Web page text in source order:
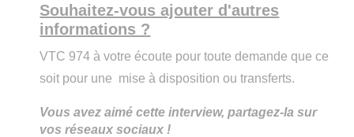
Souhaitez-vous ajouter d'autres
informations ?
VTC 974 à votre écoute pour toute demande que ce
soit pour une mise à disposition ou transferts.
Vous avez aimé cette interview, partagez-la sur
vos réseaux sociaux !